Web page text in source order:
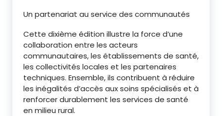
Un partenariat au service des communautés
Cette dixième édition illustre la force d’une
collaboration entre les acteurs
communautaires, les établissements de santé,
les collectivités locales et les partenaires
techniques. Ensemble, ils contribuent à réduire
les inégalités d’accès aux soins spécialisés et à
renforcer durablement les services de santé
en milieu rural.